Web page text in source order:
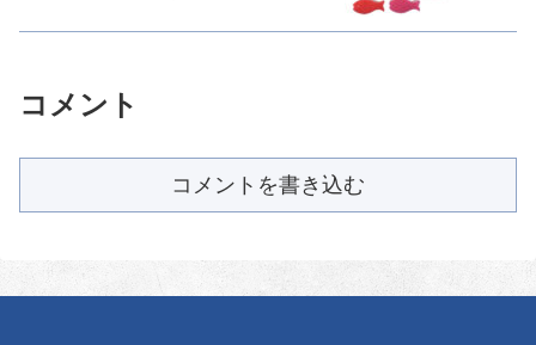
コメント
コメントを書き込む